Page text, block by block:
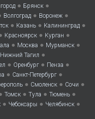
• Брянск •
Волгоград • Воронеж •
• Казань • Калининград •
Красноярск • Курган •
• Москва • Мурманск •
Нижний Тагил •
• Оренбург • Пенза •
• Санкт-Петербург •
• Смоленск • Сочи •
Томск • Тула • Тюмень •
• Чебоксары • Челябинск •